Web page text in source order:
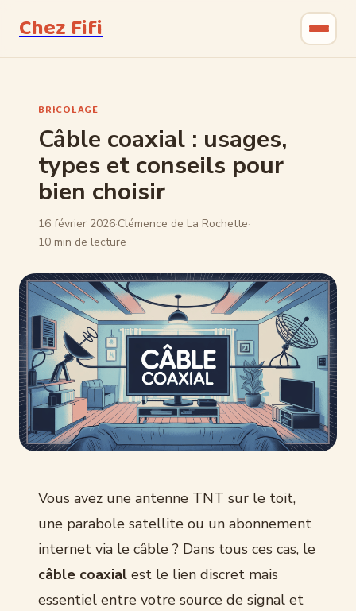
Chez Fifi
Bricolage
Jardinage
BRICOLAGE
Câble coaxial : usages,
types et conseils pour
bien choisir
16 février 2026·Clémence de La Rochette·
10 min de lecture
Vous avez une antenne TNT sur le toit,
une parabole satellite ou un abonnement
internet via le câble ? Dans tous ces cas, le
câble coaxial est le lien discret mais
essentiel entre votre source de signal et